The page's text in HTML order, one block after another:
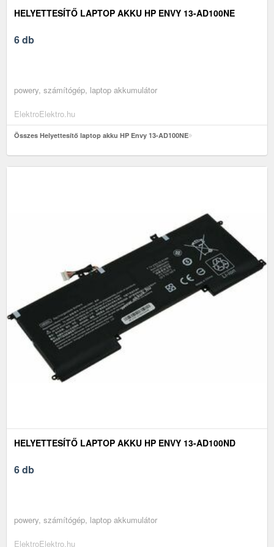
HELYETTESÍTŐ LAPTOP AKKU HP ENVY 13-AD100NE
6 db
powery, számítógép, laptop akkumulátor
ElektroElektro.hu
Összes Helyettesítő laptop akku HP Envy 13-AD100NE
HELYETTESÍTŐ LAPTOP AKKU HP ENVY 13-AD100ND
6 db
powery, számítógép, laptop akkumulátor
ElektroElektro.hu